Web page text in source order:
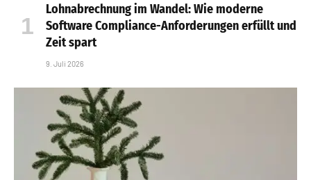
Lohnabrechnung im Wandel: Wie moderne
Software Compliance-Anforderungen erfüllt und
Zeit spart
9. Juli 2026